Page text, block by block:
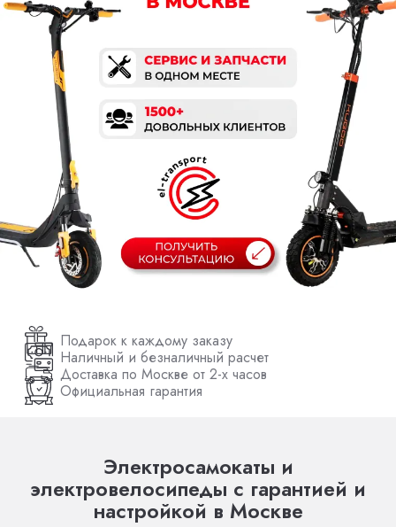
Подарок к каждому заказу
Наличный и безналичный расчет
Доставка по Москве от 2-х часов
Официальная гарантия
Электросамокаты и
электровелосипеды с гарантией и
настройкой в Москве